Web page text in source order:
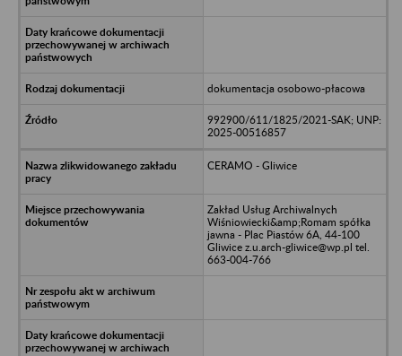
dokumentacja osobowo-płacowa
992900/611/1825/2021-SAK; UNP:
2025-00516857
CERAMO - Gliwice
Zakład Usług Archiwalnych
Wiśniowiecki&amp;Romam spółka
jawna - Plac Piastów 6A, 44-100
Gliwice z.u.arch-gliwice@wp.pl tel.
663-004-766